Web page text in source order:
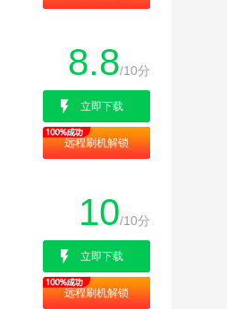
8.8/10分
立即下载
远程刷机解锁
10/10分
立即下载
远程刷机解锁